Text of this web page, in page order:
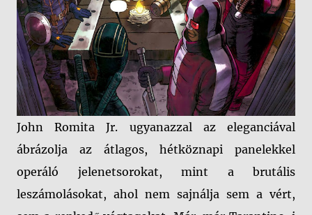
John Romita Jr. ugyanazzal az eleganciával
ábrázolja az átlagos, hétköznapi panelekkel
operáló jelenetsorokat, mint a brutális
leszámolásokat, ahol nem sajnálja sem a vért,